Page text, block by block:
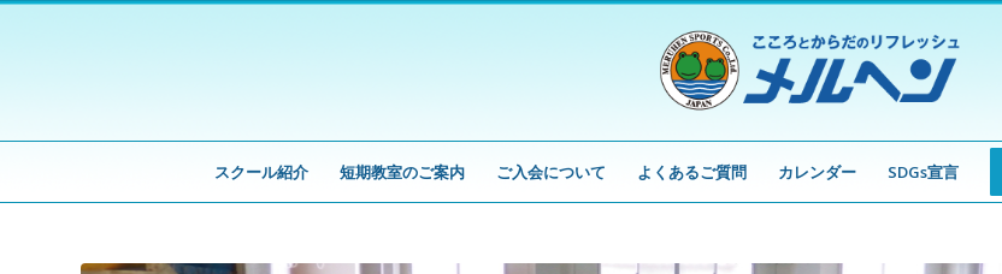
スクール紹介 短期教室のご案内 ご入会について よくあるご質問 カレンダー SDGs宣言